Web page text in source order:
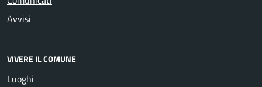
Avvisi
VIVERE IL COMUNE
Luoghi